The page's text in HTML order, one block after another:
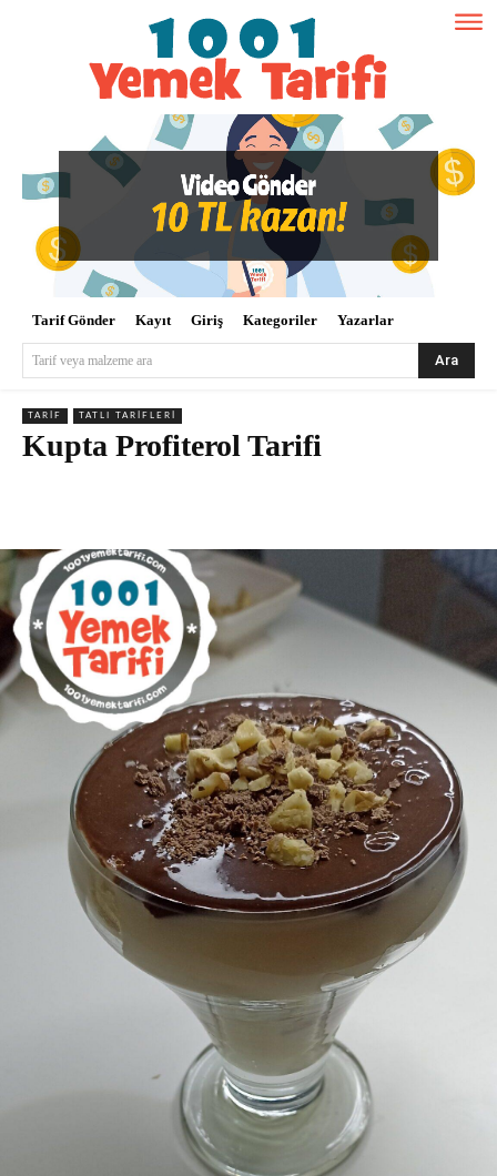
Tarif Gönder Kayıt Giriş Kategoriler Yazarlar
Tarif veya malzeme ara Ara
TARIF TATLI TARIFLERI
Kupta Profiterol Tarifi